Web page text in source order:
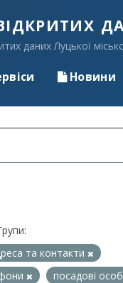
даних Луцької
Новини
та контакти
посадові